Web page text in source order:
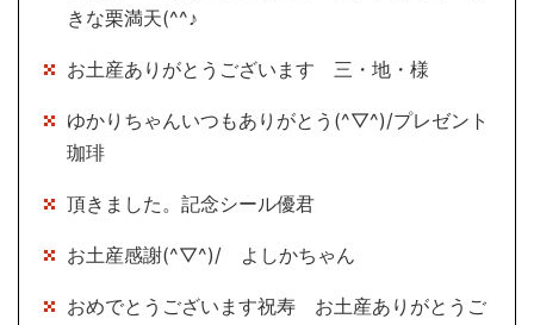
きな栗満天(^^♪
お土産ありがとうございます 三・地・様
ゆかりちゃんいつもありがとう(^▽^)/プレゼント
珈琲
頂きました。記念シール優君
お土産感謝(^▽^)/ よしかちゃん
おめでとうございます祝寿 お土産ありがとうご